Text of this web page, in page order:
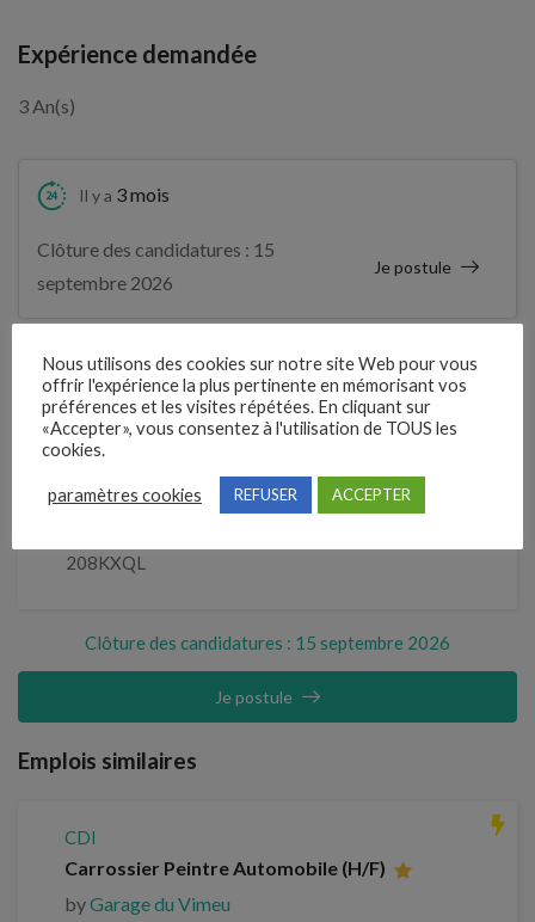
Expérience demandée
3 An(s)
Il y a 3 mois
Clôture des candidatures : 15
septembre 2026
Je postule
Détails de l’offre
Entreprise qui propose l'emploi
208KXQL
Clôture des candidatures : 15 septembre 2026
Je postule
Emplois similaires
CDI
Carrossier Peintre Automobile (H/F)
byGarage du Vimeu
Nous utilisons des cookies sur notre site Web pour vous
offrir l'expérience la plus pertinente en mémorisant vos
préférences et les visites répétées. En cliquant sur
«Accepter», vous consentez à l'utilisation de TOUS les
cookies.
paramètres cookies REFUSER ACCEPTER